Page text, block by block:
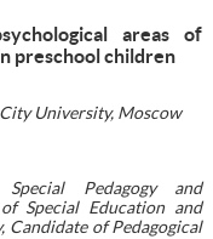
areas of
preschool children
University, Moscow
Pedagogy and
Special Education and
of Pedagogical